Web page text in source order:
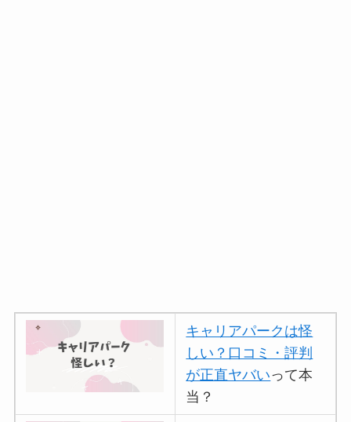
キャリアパークは怪
しい？口コミ・評判
が正直ヤバいって本
当？